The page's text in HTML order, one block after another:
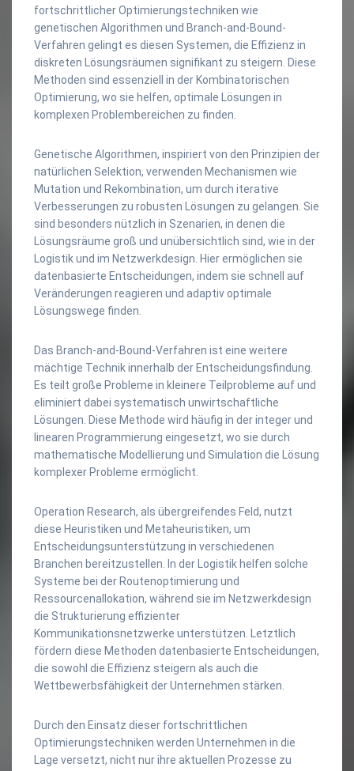
fortschrittlicher Optimierungstechniken wie
genetischen Algorithmen und Branch-and-Bound-
Verfahren gelingt es diesen Systemen, die Effizienz in
diskreten Lösungsräumen signifikant zu steigern. Diese
Methoden sind essenziell in der Kombinatorischen
Optimierung, wo sie helfen, optimale Lösungen in
komplexen Problembereichen zu finden.
Genetische Algorithmen, inspiriert von den Prinzipien der
natürlichen Selektion, verwenden Mechanismen wie
Mutation und Rekombination, um durch iterative
Verbesserungen zu robusten Lösungen zu gelangen. Sie
sind besonders nützlich in Szenarien, in denen die
Lösungsräume groß und unübersichtlich sind, wie in der
Logistik und im Netzwerkdesign. Hier ermöglichen sie
datenbasierte Entscheidungen, indem sie schnell auf
Veränderungen reagieren und adaptiv optimale
Lösungswege finden.
Das Branch-and-Bound-Verfahren ist eine weitere
mächtige Technik innerhalb der Entscheidungsfindung.
Es teilt große Probleme in kleinere Teilprobleme auf und
eliminiert dabei systematisch unwirtschaftliche
Lösungen. Diese Methode wird häufig in der integer und
linearen Programmierung eingesetzt, wo sie durch
mathematische Modellierung und Simulation die Lösung
komplexer Probleme ermöglicht.
Operation Research, als übergreifendes Feld, nutzt
diese Heuristiken und Metaheuristiken, um
Entscheidungsunterstützung in verschiedenen
Branchen bereitzustellen. In der Logistik helfen solche
Systeme bei der Routenoptimierung und
Ressourcenallokation, während sie im Netzwerkdesign
die Strukturierung effizienter
Kommunikationsnetzwerke unterstützen. Letztlich
fördern diese Methoden datenbasierte Entscheidungen,
die sowohl die Effizienz steigern als auch die
Wettbewerbsfähigkeit der Unternehmen stärken.
Durch den Einsatz dieser fortschrittlichen
Optimierungstechniken werden Unternehmen in die
Lage versetzt, nicht nur ihre aktuellen Prozesse zu